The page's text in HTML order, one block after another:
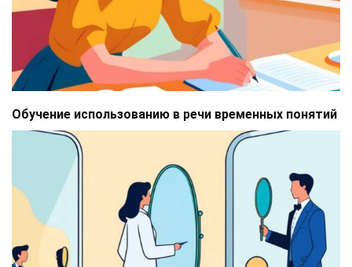
Обучение использованию в речи временных понятий